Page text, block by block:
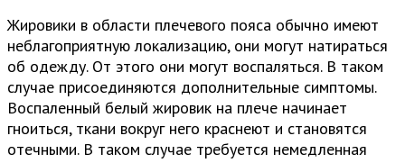
Жировики в области плечевого пояса обычно имеют
неблагоприятную локализацию, они могут натираться
об одежду. От этого они могут воспаляться. В таком
случае присоединяются дополнительные симптомы.
Воспаленный белый жировик на плече начинает
гноиться, ткани вокруг него краснеют и становятся
отечными. В таком случае требуется немедленная